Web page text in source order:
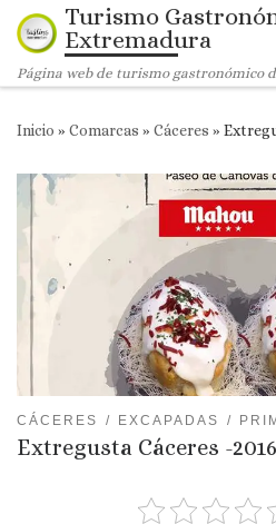
Saltar al contenido
Turismo
Extremadura
Página web de turismo gastronómico
Inicio » Comarcas » Cáceres »
CÁCERES EXCAPADAS
Extregusta Cáceres -2016